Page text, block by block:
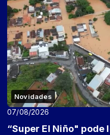
Novidades
07/08/2026
“Super El Niño"